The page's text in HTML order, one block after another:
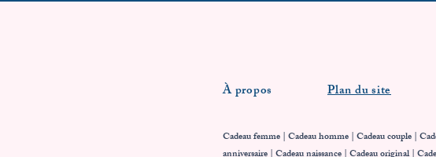
À propos Plan du site
Cadeau femme|Cadeau homme| Cadeau couple |